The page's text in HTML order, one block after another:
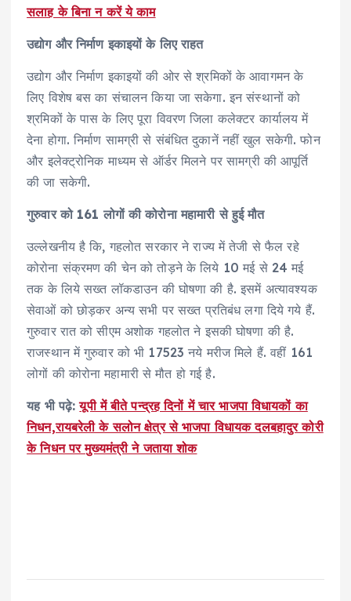
सलाह के बिना न करें ये काम
उद्योग और निर्माण इकाइयों के लिए राहत
उद्योग और निर्माण इकाइयों की ओर से श्रमिकों के आवागमन के
लिए विशेष बस का संचालन किया जा सकेगा. इन संस्थानों को
श्रमिकों के पास के लिए पूरा विवरण जिला कलेक्टर कार्यालय में
देना होगा. निर्माण सामग्री से संबंधित दुकानें नहीं खुल सकेगी. फोन
और इलेक्ट्रोनिक माध्यम से ऑर्डर मिलने पर सामग्री की आपूर्ति
की जा सकेगी.
गुरुवार को 161 लोगों की कोरोना महामारी से हुई मौत
उल्लेखनीय है कि, गहलोत सरकार ने राज्य में तेजी से फैल रहे
कोरोना संक्रमण की चेन को तोड़ने के लिये 10 मई से 24 मई
तक के लिये सख्त लॉकडाउन की घोषणा की है. इसमें अत्यावश्यक
सेवाओं को छोड़कर अन्य सभी पर सख्त प्रतिबंध लगा दिये गये हैं.
गुरुवार रात को सीएम अशोक गहलोत ने इसकी घोषणा की है.
राजस्थान में गुरुवार को भी 17523 नये मरीज मिले हैं. वहीं 161
लोगों की कोरोना महामारी से मौत हो गई है.
यह भी पढ़े:यूपी में बीते पन्द्रह दिनों में चार भाजपा विधायकों का
निधन,रायबरेली के सलोन क्षेत्र से भाजपा विधायक दलबहादुर कोरी
के निधन पर मुख्यमंत्री ने जताया शोक